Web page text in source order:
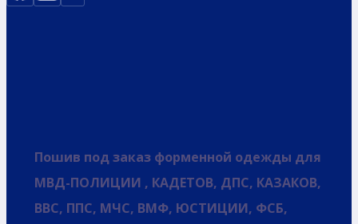
Пошив под заказ форменной одежды для
МВД-ПОЛИЦИИ , КАДЕТОВ, ДПС, КАЗАКОВ,
ВВС, ППС, МЧС, ВМФ, ЮСТИЦИИ, ФСБ,